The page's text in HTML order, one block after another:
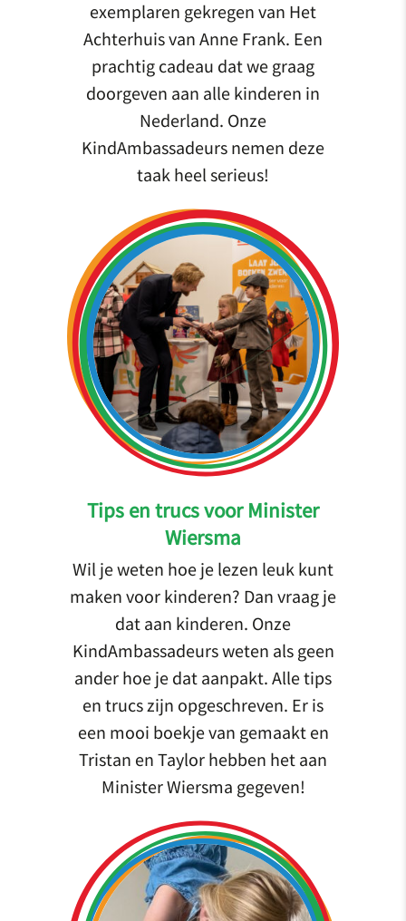
exemplaren gekregen van Het
Achterhuis van Anne Frank. Een
prachtig cadeau dat we graag
doorgeven aan alle kinderen in
Nederland. Onze
KindAmbassadeurs nemen deze
taak heel serieus!
Tips en trucs voor Minister
Wiersma
Wil je weten hoe je lezen leuk kunt
maken voor kinderen? Dan vraag je
dat aan kinderen. Onze
KindAmbassadeurs weten als geen
ander hoe je dat aanpakt. Alle tips
en trucs zijn opgeschreven. Er is
een mooi boekje van gemaakt en
Tristan en Taylor hebben het aan
Minister Wiersma gegeven!